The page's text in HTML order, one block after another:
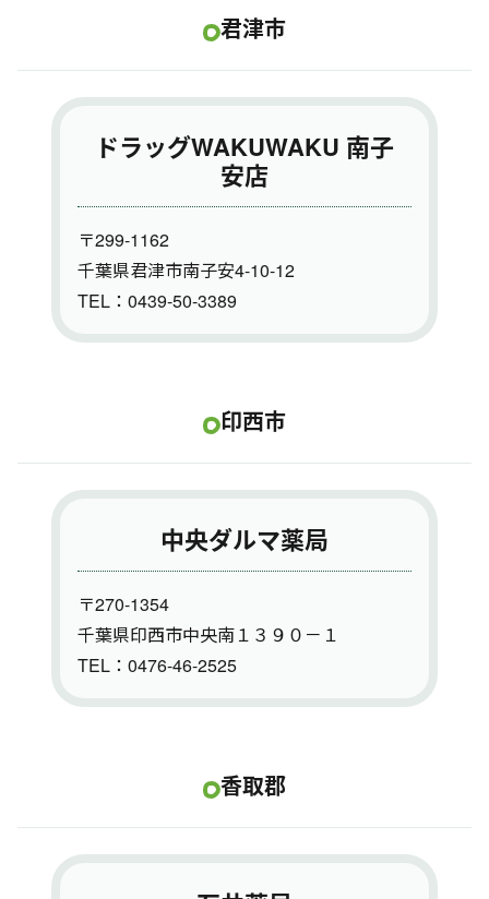
君津市
ドラッグWAKUWAKU 南子
安店
〒299-1162
千葉県君津市南子安4-10-12
TEL：0439-50-3389
印西市
中央ダルマ薬局
〒270-1354
千葉県印西市中央南１３９０－１
TEL：0476-46-2525
香取郡